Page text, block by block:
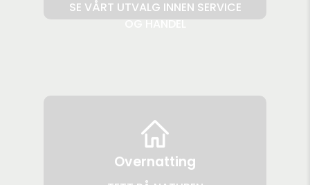
SE VÅRT UTVALG INNEN SERVICE
OG HANDEL
Overnatting